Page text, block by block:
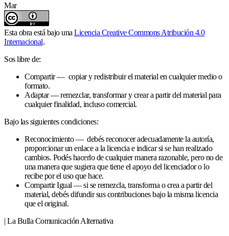
Mar
Esta obra está bajo una Licencia Creative Commons Atribución 4.0
Internacional.
Sos libre de:
Compartir — copiar y redistribuir el material en cualquier medio o
formato.
Adaptar — remezclar, transformar y crear a partir del material para
cualquier finalidad, incluso comercial.
Bajo las siguientes condiciones:
Reconocimiento — debés reconocer adecuadamente la autoría,
proporcionar un enlace a la licencia e indicar si se han realizado
cambios. Podés hacerlo de cualquier manera razonable, pero no de
una manera que sugiera que tiene el apoyo del licenciador o lo
recibe por el uso que hace.
Compartir Igual — si se remezcla, transforma o crea a partir del
material, debés difundir sus contribuciones bajo la misma licencia
que el original.
| La Bulla Comunicación Alternativa